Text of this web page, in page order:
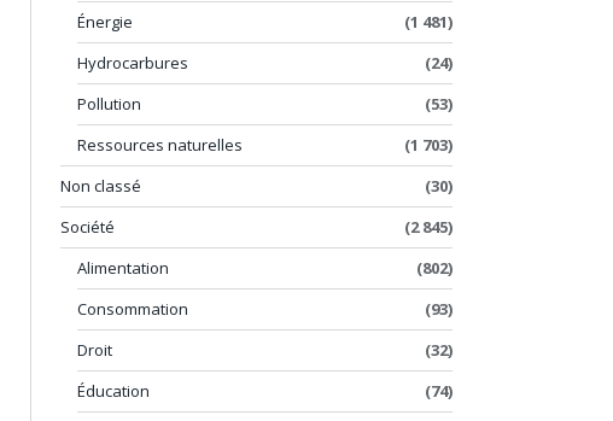
Énergie
(1 481)
Hydrocarbures
(24)
Pollution
(53)
Ressources naturelles
(1 703)
Non classé
(30)
Société
(2 845)
Alimentation
(802)
Consommation
(93)
Droit
(32)
Éducation
(74)